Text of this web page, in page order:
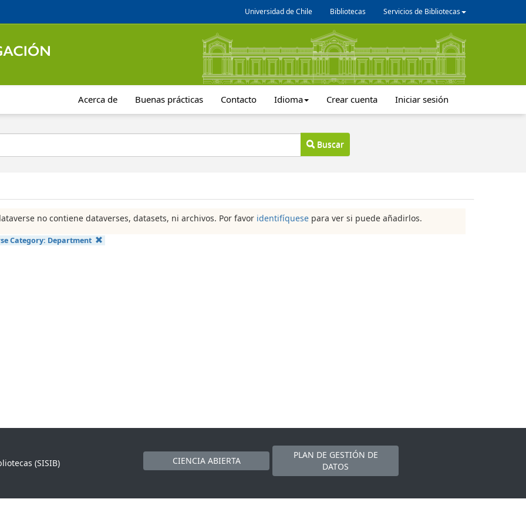
Universidad de Chile Bibliotecas Servicios de Bibliotecas
Acerca de Buenas prácticas Contacto Idioma Crear cuenta Iniciar sesión
Buscar
no contiene dataverses, datasets, ni archivos. Por favor identifíquese para ver si puede añadirlos.
Category: Department
(SISIB)
CIENCIA ABIERTA
PLAN DE GESTIÓN DE
DATOS